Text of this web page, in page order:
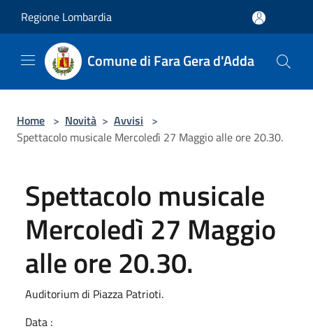
Regione Lombardia
Comune di Fara Gera d'Adda
Home > Novità > Avvisi >
Spettacolo musicale Mercoledì 27 Maggio alle ore 20.30.
Spettacolo musicale
Mercoledì 27 Maggio
alle ore 20.30.
Auditorium di Piazza Patrioti.
Data :